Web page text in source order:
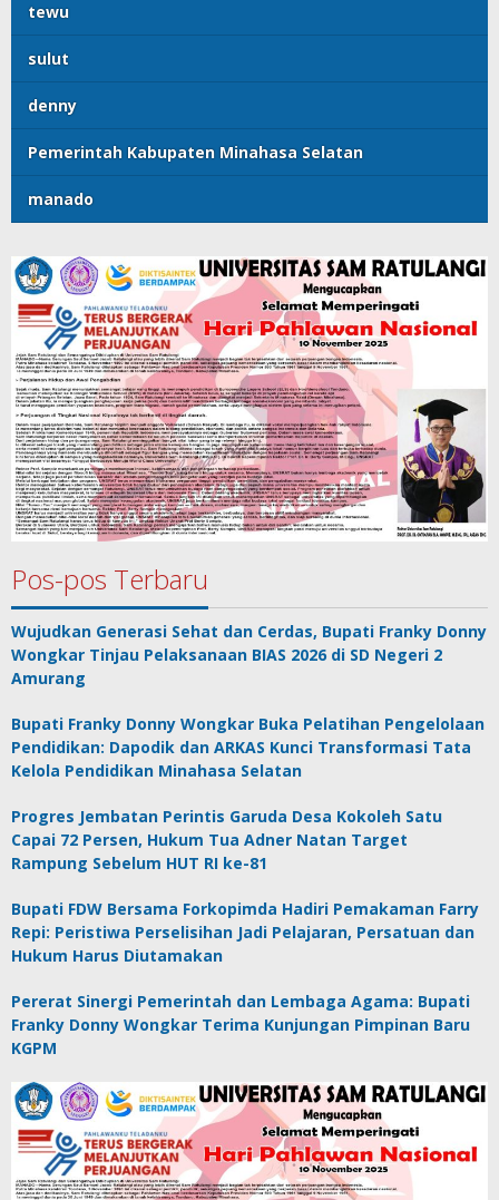
tewu
sulut
denny
Pemerintah Kabupaten Minahasa Selatan
manado
Pos-pos Terbaru
Wujudkan Generasi Sehat dan Cerdas, Bupati Franky Donny
Wongkar Tinjau Pelaksanaan BIAS 2026 di SD Negeri 2
Amurang
Bupati Franky Donny Wongkar Buka Pelatihan Pengelolaan
Pendidikan: Dapodik dan ARKAS Kunci Transformasi Tata
Kelola Pendidikan Minahasa Selatan
Progres Jembatan Perintis Garuda Desa Kokoleh Satu
Capai 72 Persen, Hukum Tua Adner Natan Target
Rampung Sebelum HUT RI ke-81
Bupati FDW Bersama Forkopimda Hadiri Pemakaman Farry
Repi: Peristiwa Perselisihan Jadi Pelajaran, Persatuan dan
Hukum Harus Diutamakan
Pererat Sinergi Pemerintah dan Lembaga Agama: Bupati
Franky Donny Wongkar Terima Kunjungan Pimpinan Baru
KGPM